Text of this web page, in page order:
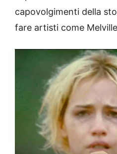
capovolgimenti della
fare artisti come